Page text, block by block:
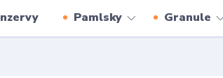
Pamlsky Granule